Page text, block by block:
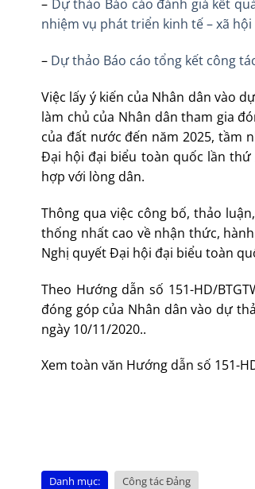
– Dự thảo Báo cáo đánh giá kết
nhiệm vụ phát triển kinh tế – xã hội
– Dự thảo Báo cáo tổng kết công
Việc lấy ý kiến của Nhân dân vào
làm chủ của Nhân dân tham gia
của đất nước đến năm 2025, tầm
Đại hội đại biểu toàn quốc lần thứ
hợp với lòng dân.
Thông qua việc công bố, thảo
thống nhất cao về nhận thức,
Nghị quyết Đại hội đại biểu toàn
Theo Hướng dẫn số 151-HD/
đóng góp của Nhân dân vào dự
ngày 10/11/2020..
Xem toàn văn Hướng dẫn số 151-
Danh mục: Công tác Đảng